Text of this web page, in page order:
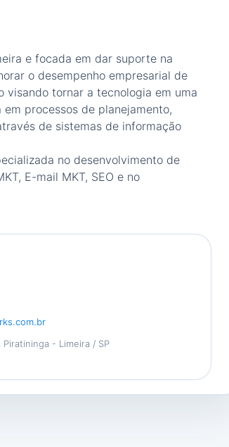
e focada em dar suporte na
o desempenho empresarial de
visando tornar a tecnologia em uma
processos de planejamento,
de sistemas de informação
no desenvolvimento de
E-mail MKT, SEO e no
- Limeira / SP